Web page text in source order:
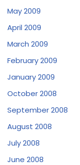
May 2009
April 2009
March 2009
February 2009
January 2009
October 2008
September 2008
August 2008
July 2008
June 2008